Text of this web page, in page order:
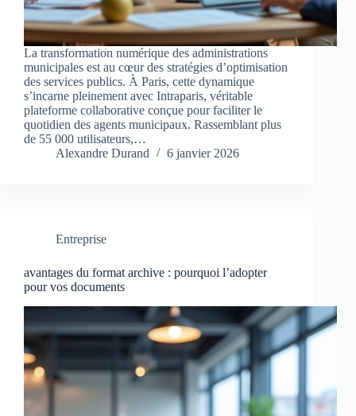
La transformation numérique des administrations
municipales est au cœur des stratégies d’optimisation
des services publics. À Paris, cette dynamique
s’incarne pleinement avec Intraparis, véritable
plateforme collaborative conçue pour faciliter le
quotidien des agents municipaux. Rassemblant plus
de 55 000 utilisateurs,…
Alexandre Durand
6 janvier 2026
Entreprise
avantages du format archive : pourquoi l’adopter
pour vos documents